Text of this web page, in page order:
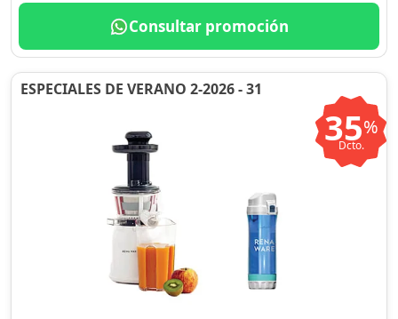
Consultar promoción
ESPECIALES DE VERANO 2-2026 - 31
35%
Dcto.